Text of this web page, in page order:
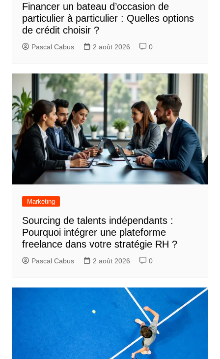
Financer un bateau d’occasion de
particulier à particulier : Quelles options
de crédit choisir ?
Pascal Cabus 2 août 2026 0
Marketing
Sourcing de talents indépendants :
Pourquoi intégrer une plateforme
freelance dans votre stratégie RH ?
Pascal Cabus 2 août 2026 0